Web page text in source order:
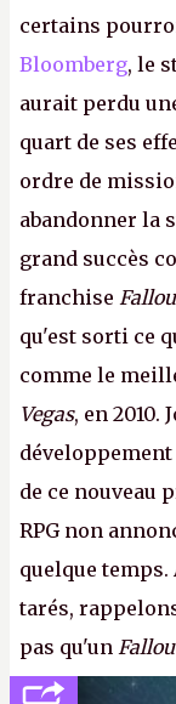
certains
Bloomberg, le
aurait perdu
quart de ses
ordre de
abandonner la
grand succès
franchise
qu'est sorti ce
comme le
Vegas, en 2010.
développement
de ce nouveau
RPG non
quelque temps.
tarés,
pas qu'un
développement